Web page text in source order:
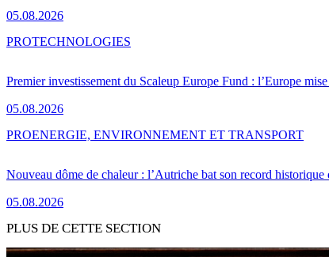
05.08.2026
Premier investissement du Scaleup Europe Fund : l’Europe
05.08.2026
PROTECHNOLOGIES
Nouveau dôme de chaleur : l’Autriche bat son record historique
05.08.2026
PROENERGIE, ENVIRONNEMENT ET TRANSPORT
PLUS DE CETTE SECTION